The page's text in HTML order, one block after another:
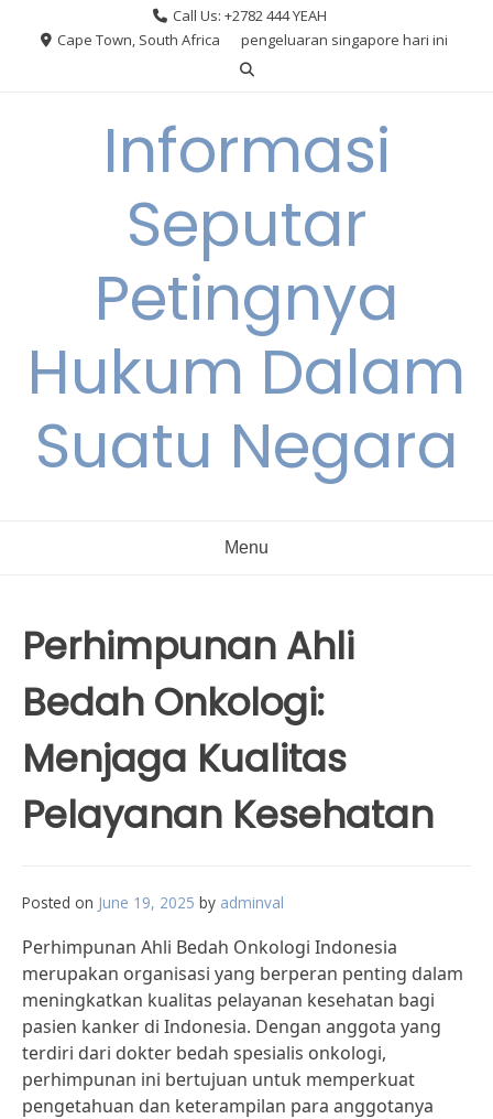
Call Us: +2782 444 YEAH
Cape Town, South Africa
pengeluaran singapore hari ini
Informasi
Seputar
Petingnya
Hukum Dalam
Suatu Negara
Menu
Perhimpunan Ahli
Bedah Onkologi:
Menjaga Kualitas
Pelayanan Kesehatan
Posted on June 19, 2025 by adminval
Perhimpunan Ahli Bedah Onkologi Indonesia
merupakan organisasi yang berperan penting dalam
meningkatkan kualitas pelayanan kesehatan bagi
pasien kanker di Indonesia. Dengan anggota yang
terdiri dari dokter bedah spesialis onkologi,
perhimpunan ini bertujuan untuk memperkuat
pengetahuan dan keterampilan para anggotanya